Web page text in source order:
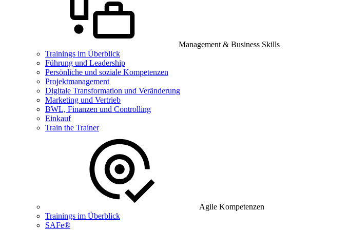
Management & Business Skills
Trainings im Überblick
Führung und Leadership
Persönliche und soziale Kompetenzen
Projektmanagement
Digitale Transformation und Veränderung
Marketing und Vertrieb
BWL, Finanzen und Controlling
Einkauf
Train the Trainer
Agile Kompetenzen
Trainings im Überblick
SAFe®